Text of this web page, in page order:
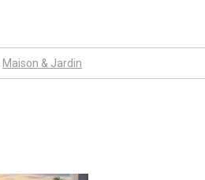
Maison & Jardin